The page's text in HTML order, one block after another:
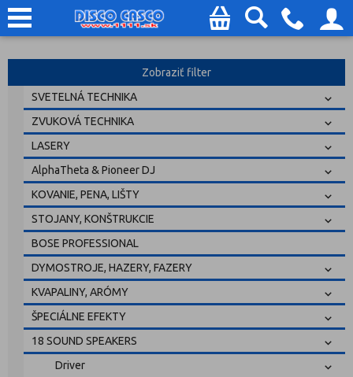
Zobraziť filter
SVETELNÁ TECHNIKA
ZVUKOVÁ TECHNIKA
LASERY
AlphaTheta & Pioneer DJ
KOVANIE, PENA, LIŠTY
STOJANY, KONŠTRUKCIE
BOSE PROFESSIONAL
DYMOSTROJE, HAZERY, FAZERY
KVAPALINY, ARÓMY
ŠPECIÁLNE EFEKTY
18 SOUND SPEAKERS
Driver